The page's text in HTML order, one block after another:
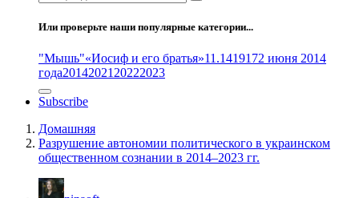
Или проверьте наши популярные категории...
"Мышь"«Иосиф и его братья»11.1419172 июня 2014
года2014202120222023
Subscribe
Домашняя
Разрушение автономии политического в украинском
общественном сознании в 2014–2023 гг.